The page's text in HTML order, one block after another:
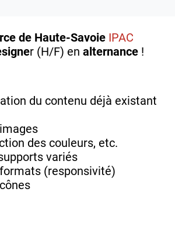
de Haute-Savoie IPAC
r (H/F) en alternance !
du contenu déjà existant
des couleurs, etc.
variés
(responsivité)